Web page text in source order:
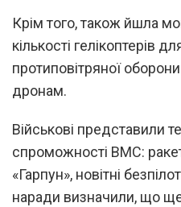
Крім того, також йшла
кількості гелікоптерів
протиповітряної
дронам.
Військові представили
спроможності ВМС:
«Гарпун», новітні
наради визначили, що